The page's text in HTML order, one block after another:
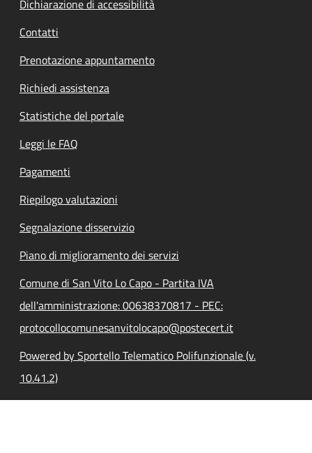
Dichiarazione di accessibilità
Contatti
Prenotazione appuntamento
Richiedi assistenza
Statistiche del portale
Leggi le FAQ
Pagamenti
Riepilogo valutazioni
Segnalazione disservizio
Piano di miglioramento dei servizi
Comune di San Vito Lo Capo - Partita IVA
dell'amministrazione: 00638370817 - PEC:
protocollocomunesanvitolocapo@postecert.it
Powered by Sportello Telematico Polifunzionale (v.
10.41.2)